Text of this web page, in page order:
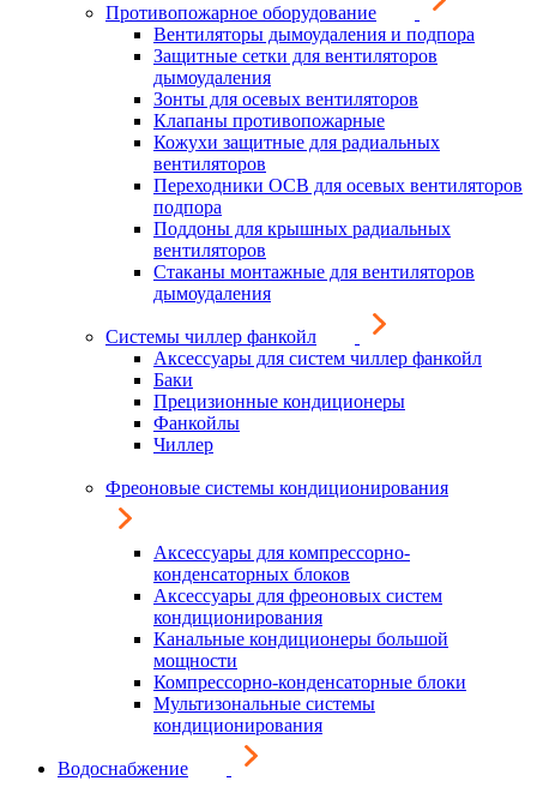
Противопожарное оборудование
Вентиляторы дымоудаления и подпора
Защитные сетки для вентиляторов
дымоудаления
Зонты для осевых вентиляторов
Клапаны противопожарные
Кожухи защитные для радиальных
вентиляторов
Переходники ОСВ для осевых вентиляторов
подпора
Поддоны для крышных радиальных
вентиляторов
Стаканы монтажные для вентиляторов
дымоудаления
Системы чиллер фанкойл
Аксессуары для систем чиллер фанкойл
Баки
Прецизионные кондиционеры
Фанкойлы
Чиллер
Фреоновые системы кондиционирования
Аксессуары для компрессорно-
конденсаторных блоков
Аксессуары для фреоновых систем
кондиционирования
Канальные кондиционеры большой
мощности
Компрессорно-конденсаторные блоки
Мультизональные системы
кондиционирования
Водоснабжение